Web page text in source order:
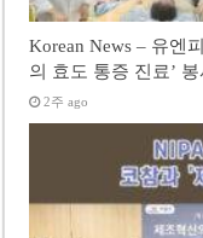
Korean News – 유엔
의 효도 통증 진료’
2주 ago